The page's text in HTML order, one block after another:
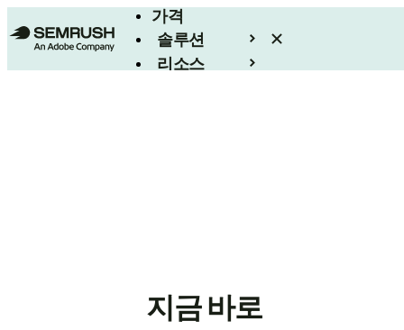
가격
솔루션
리소스
지금 바로